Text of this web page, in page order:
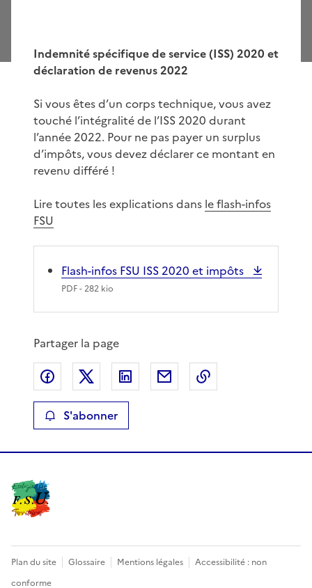
Indemnité spécifique de service (ISS) 2020 et
déclaration de revenus 2022
Si vous êtes d’un corps technique, vous avez
touché l’intégralité de l’ISS 2020 durant
l’année 2022. Pour ne pas payer un surplus
d’impôts, vous devez déclarer ce montant en
revenu différé !
Lire toutes les explications dans le flash-infos
FSU
Flash-infos FSU ISS 2020 et impôts
PDF- 282 kio
Partager la page
Partager sur Facebook
Partager sur XPartager sur LinkedIn
Partager par email
S'abonner
Plan du site Glossaire Mentions légales
Accessibilité : non
conforme